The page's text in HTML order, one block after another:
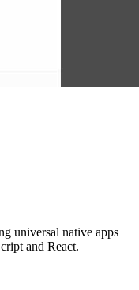
universal native apps
and React.